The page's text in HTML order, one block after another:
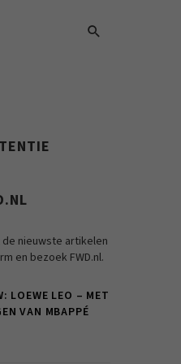
nieuwste artikelen
en bezoek FWD.nl.
LOEWE LEO – MET
VAN MBAPPÉ